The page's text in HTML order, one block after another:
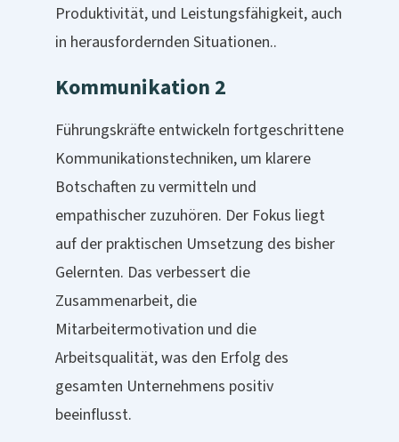
Produktivität, und Leistungsfähigkeit, auch
in herausfordernden Situationen..
Kommunikation 2
Führungskräfte entwickeln fortgeschrittene
Kommunikationstechniken, um klarere
Botschaften zu vermitteln und
empathischer zuzuhören. Der Fokus liegt
auf der praktischen Umsetzung des bisher
Gelernten. Das verbessert die
Zusammenarbeit, die
Mitarbeitermotivation und die
Arbeitsqualität, was den Erfolg des
gesamten Unternehmens positiv
beeinflusst.